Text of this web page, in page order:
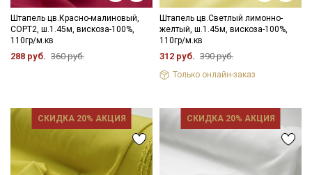
Штапель цв.Красно-малиновый,
СОРТ2, ш.1.45м, вискоза-100%,
110гр/м.кв
288 руб. 360 руб.
Штапель цв.Светлый лимонно-
желтый, ш.1.45м, вискоза-100%,
110гр/м.кв
312 руб. 390 руб.
Только онлайн-заказ
СКИДКА 20% АКЦИЯ СКИДКА 20% АКЦИЯ
ДаюСогласие на получение рекламных и
информационных рассылок